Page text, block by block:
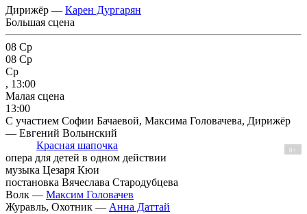
Дирижёр — Карен Дургарян
Большая сцена
08 Ср
08 Ср
Ср
, 13:00
Малая сцена
13:00
С участием Софии Бачаевой, Максима Головачева, Дирижёр
— Евгений Волынский
Красная шапочка
0+
опера для детей в одном действии
музыка Цезаря Кюи
постановка Вячеслава Стародубцева
Волк — Максим Головачев
Журавль, Охотник — Анна Даттай